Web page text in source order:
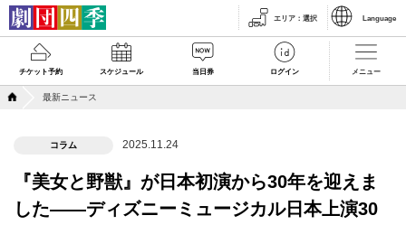
エリア ： 選択 Language
チケット予約 スケジュール 当日券 ログイン メニュー
最新ニュース
コラム 2025.11.24
『美女と野獣』が日本初演から30年を迎えま
した――ディズニーミュージカル日本上演30